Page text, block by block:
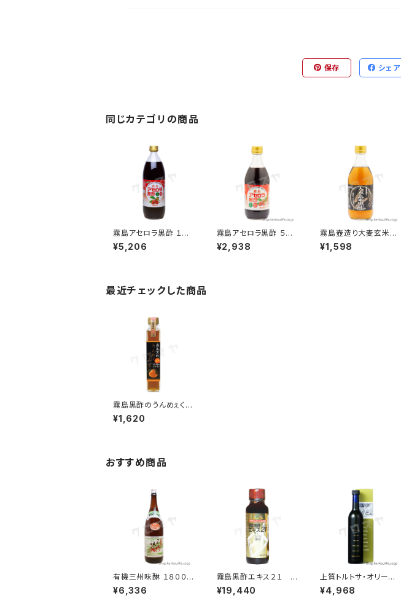
保存 シェア
同じカテゴリの商品
霧島アセロラ黒酢 １００
０ml｜壺醸造玄米黒酢
と濃縮アセロラ果汁の
¥5,206
霧島アセロラ黒酢 ５００
ml｜壺醸造玄米黒酢と
濃縮アセロラ果汁のブ
¥2,938
霧島壺造り大麦玄米黒
酢 ５００ml｜長期熟成
壺醸造の美味しい黒酢
¥1,598
最近チェックした商品
霧島黒酢のうんめぇくろ
ず デコポン ２００ml｜
鹿児島県産デコポンを
¥1,620
おすすめ商品
有機三州味醂 １８００m
l｜国内産有機本格みり
ん｜角谷文治郎商店
¥6,336
霧島黒酢エキス２１ ５
０ml｜発酵玄米濃縮ア
ミノ酸｜霧島黒酢
¥19,440
上質トルトサ・オリーブ
オイル｜数量限定の貴
重なエキストラバージン
¥4,968